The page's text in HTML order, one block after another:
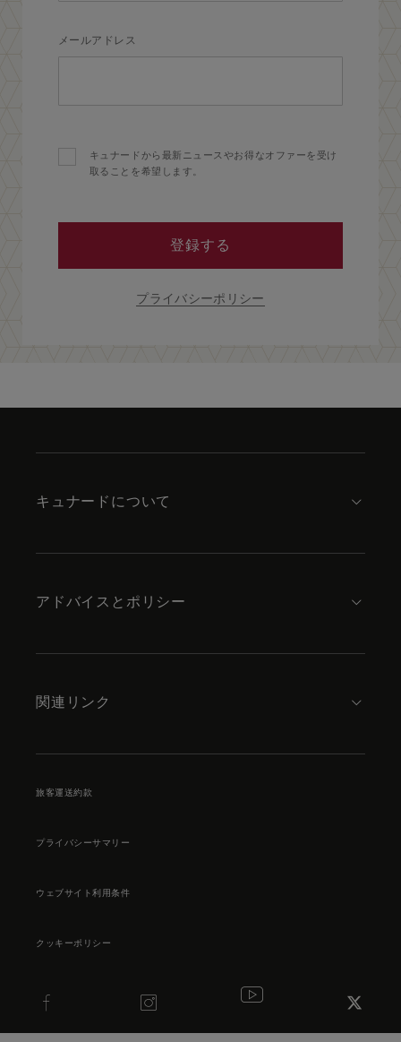
メールアドレス
キュナードから最新ニュースやお得なオファーを受け
取ることを希望します。
登録する
プライバシーポリシー
キュナードについて
アドバイスとポリシー
関連リンク
旅客運送約款
プライバシーサマリー
ウェブサイト利用条件
クッキーポリシー